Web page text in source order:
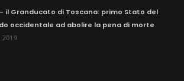
– il Granducato di Toscana: primo Stato del
occidentale ad abolire la pena di morte
2019